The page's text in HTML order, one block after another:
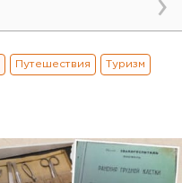
Путешествия Туризм